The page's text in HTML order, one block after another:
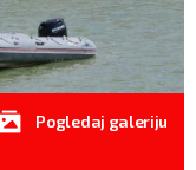
Pogledaj galeriju